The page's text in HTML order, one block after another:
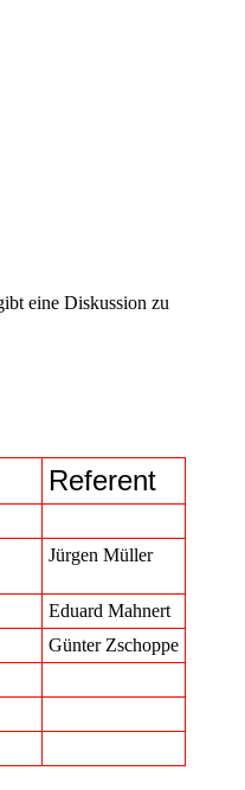
eine Diskussion zu
Referent
Jürgen Müller
Eduard Mahnert
Günter Zschoppe